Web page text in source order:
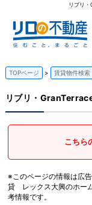
リブリ
TOPページ 賃貸物件検索
リブリ・
こちら
※このページの情報は広
貸 レックス大興のホー
考情報です。